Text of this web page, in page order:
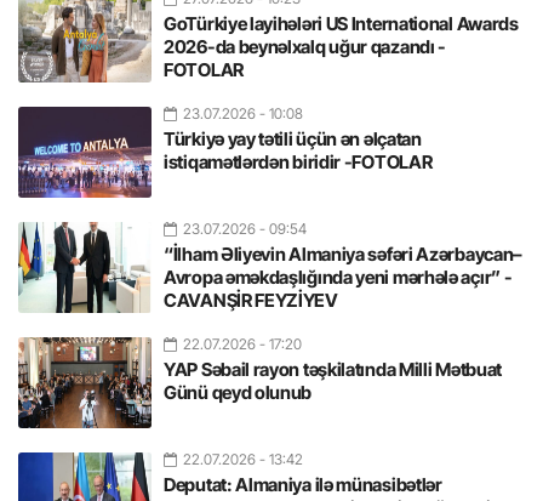
GoTürkiye layihələri US International Awards
2026-da beynəlxalq uğur qazandı -
FOTOLAR
23.07.2026 - 10:08
Türkiyə yay tətili üçün ən əlçatan
istiqamətlərdən biridir -FOTOLAR
23.07.2026 - 09:54
“İlham Əliyevin Almaniya səfəri Azərbaycan–
Avropa əməkdaşlığında yeni mərhələ açır” -
CAVANŞİR FEYZİYEV
22.07.2026 - 17:20
YAP Səbail rayon təşkilatında Milli Mətbuat
Günü qeyd olunub
22.07.2026 - 13:42
Deputat: Almaniya ilə münasibətlər